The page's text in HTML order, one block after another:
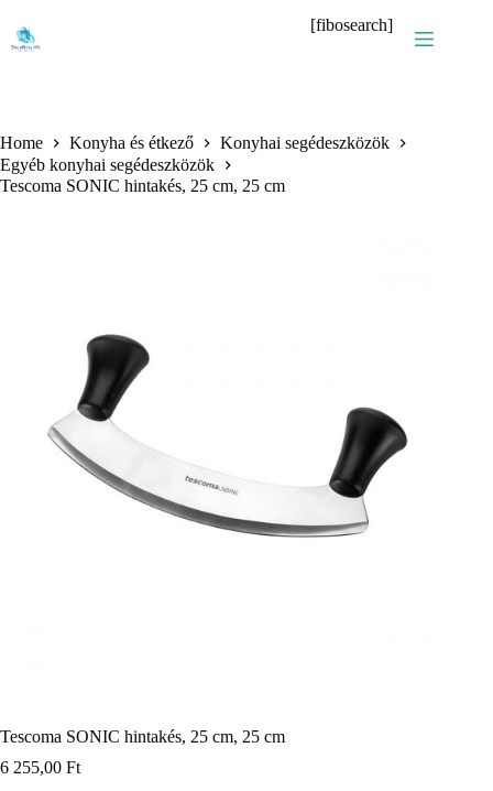
content
[fibosearch]
Home Konyha és étkező
Konyhai segédeszközök
Egyéb konyhai segédeszközök
Tescoma SONIC hintakés, 25 cm, 25 cm
Tescoma SONIC hintakés, 25 cm, 25 cm
6 255,00 Ft